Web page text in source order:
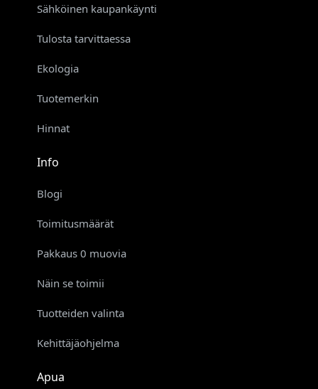
Sähköinen kaupankäynti
Tulosta tarvittaessa
Ekologia
Tuotemerkin
Hinnat
Info
Blogi
Toimitusmäärät
Pakkaus 0 muovia
Näin se toimii
Tuotteiden valinta
Kehittäjäohjelma
Apua